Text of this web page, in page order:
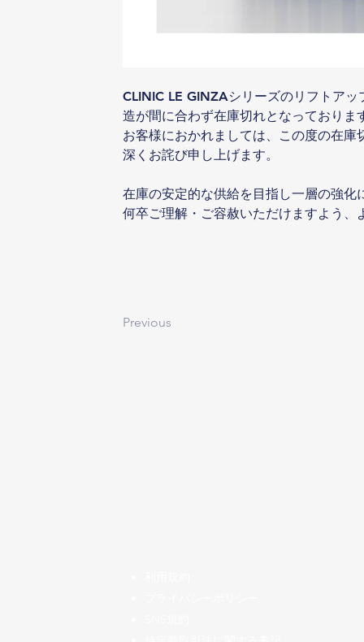
CLINIC LE GINZAシリーズのリフトア
造が間に合わず在庫切れとなっておりま
お客様におかれましては、この度の在
深くお詫び申し上げます。
在庫の安定的な供給を目指し一層の強化
何卒ご理解・ご容赦いただけますよう、
Previous